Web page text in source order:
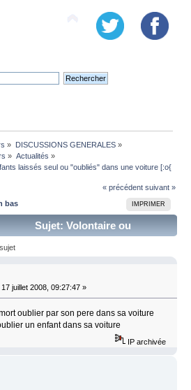
» DISCUSSIONS GENERALES»
» Actualités »
laissés seul ou "oubliés" dans une voiture [:o{
« précédent suivant »
IMPRIMER
bas
Sujet: Volontaire ou
laissés seul ou "oubliés" dans
fois)
17 juillet 2008, 09:27:47 »
oublier par son pere dans sa voiture
un enfant dans sa voiture
IP archivée